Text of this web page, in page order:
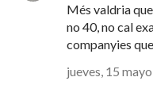
Més valdria
no 40, no cal
companyies
jueves, 15